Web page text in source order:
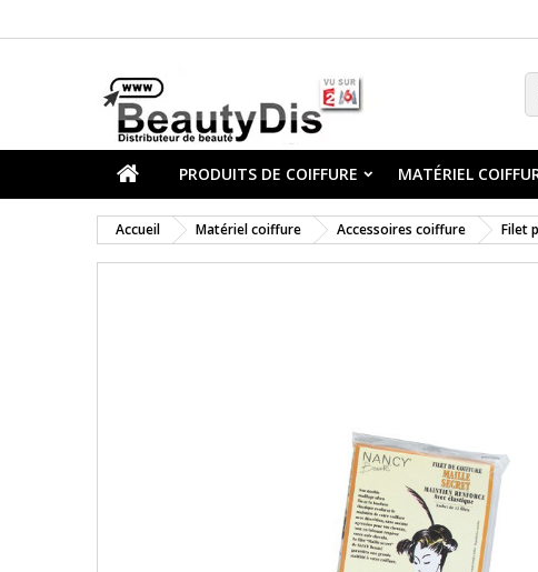
PRODUITS DE COIFFURE MATÉRIEL
Accueil Matériel coiffure Accessoires coiffure Filet